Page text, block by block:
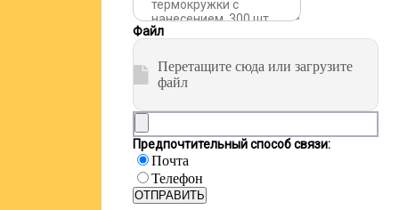
Файл
Перетащите сюда или загрузите
файл
Предпочтительный способ связи:
Почта
Телефон
ОТПРАВИТЬ